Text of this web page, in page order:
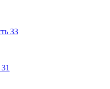
33
31